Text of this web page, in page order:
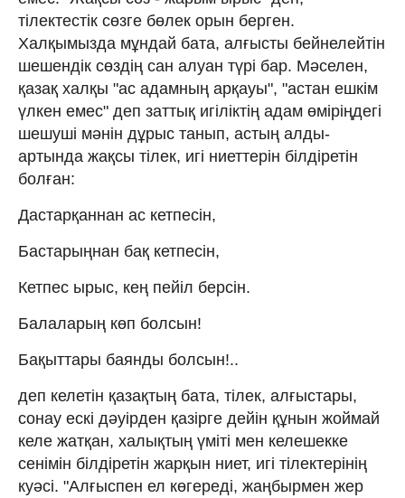
тілектестік сөзге бөлек орын берген.
Халқымызда мұндай бата, алғысты бейнелейтін
шешендік сөздің сан алуан түрі бар. Мәселен,
қазақ халқы "ас адамның арқауы", "астан ешкім
үлкен емес" деп заттық игіліктің адам өміріңдегі
шешуші мәнін дұрыс танып, астың алды-
артында жақсы тілек, игі ниеттерін білдіретін
болған:
Дастарқаннан ас кетпесін,
Бастарыңнан бақ кетпесін,
Кетпес ырыс, кең пейіл берсін.
Балаларың көп болсын!
Бақыттары баянды болсын!..
деп келетін қазақтың бата, тілек, алғыстары,
сонау ескі дәуірден қазірге дейін құнын жоймай
келе жатқан, халықтың үміті мен келешекке
сенімін білдіретін жарқын ниет, игі тілектерінің
куәсі. "Алғыспен ел көгереді, жаңбырмен жер